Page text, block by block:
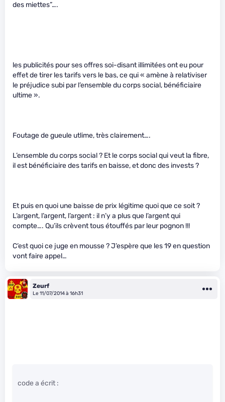
des miettes”….
les publicités pour ses offres soi-disant illimitées ont eu pour
effet de tirer les tarifs vers le bas, ce qui « amène à relativiser
le préjudice subi par l’ensemble du corps social, bénéficiaire
ultime ».
Foutage de gueule utlime, très clairement….
L’ensemble du corps social ? Et le corps social qui veut la fibre,
il est bénéficiaire des tarifs en baisse, et donc des invests ?
Et puis en quoi une baisse de prix légitime quoi que ce soit ?
L’argent, l’argent, l’argent : il n’y a plus que l’argent qui
compte…. Qu’ils crèvent tous étouffés par leur pognon !!!
C’est quoi ce juge en mousse ? J’espère que les 19 en question
vont faire appel…
Zeurf
Le 11/07/2014 à 16h31
code a écrit :